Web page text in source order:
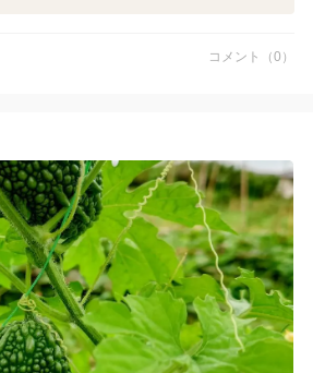
コメント（0）